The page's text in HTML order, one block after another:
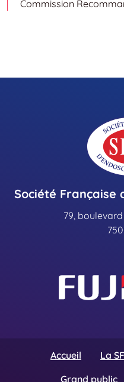
Commission
Société Française
79,
Accueil La
Grand public